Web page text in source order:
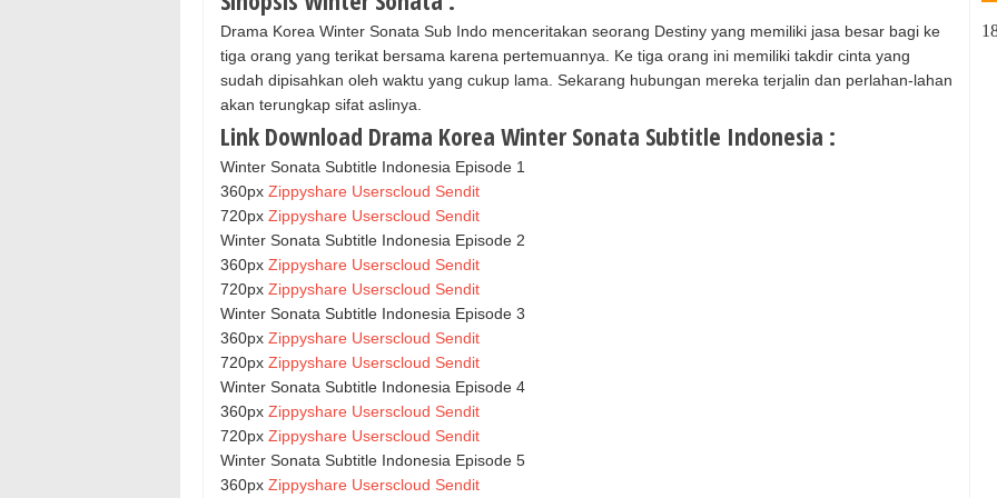
Drama Korea Winter Sonata Sub Indo menceritakan seorang Destiny yang memiliki jasa besar bagi ke
tiga orang yang terikat bersama karena pertemuannya. Ke tiga orang ini memiliki takdir cinta yang
sudah dipisahkan oleh waktu yang cukup lama. Sekarang hubungan mereka terjalin dan perlahan-lahan
akan terungkap sifat aslinya.
Link Download Drama Korea Winter Sonata Subtitle Indonesia :
Winter Sonata Subtitle Indonesia Episode 1
360px Zippyshare Userscloud Sendit
720px Zippyshare Userscloud Sendit
Winter Sonata Subtitle Indonesia Episode 2
360px Zippyshare Userscloud Sendit
720px Zippyshare Userscloud Sendit
Winter Sonata Subtitle Indonesia Episode 3
360px Zippyshare Userscloud Sendit
720px Zippyshare Userscloud Sendit
Winter Sonata Subtitle Indonesia Episode 4
360px Zippyshare Userscloud Sendit
720px Zippyshare Userscloud Sendit
Winter Sonata Subtitle Indonesia Episode 5
360px Zippyshare Userscloud Sendit